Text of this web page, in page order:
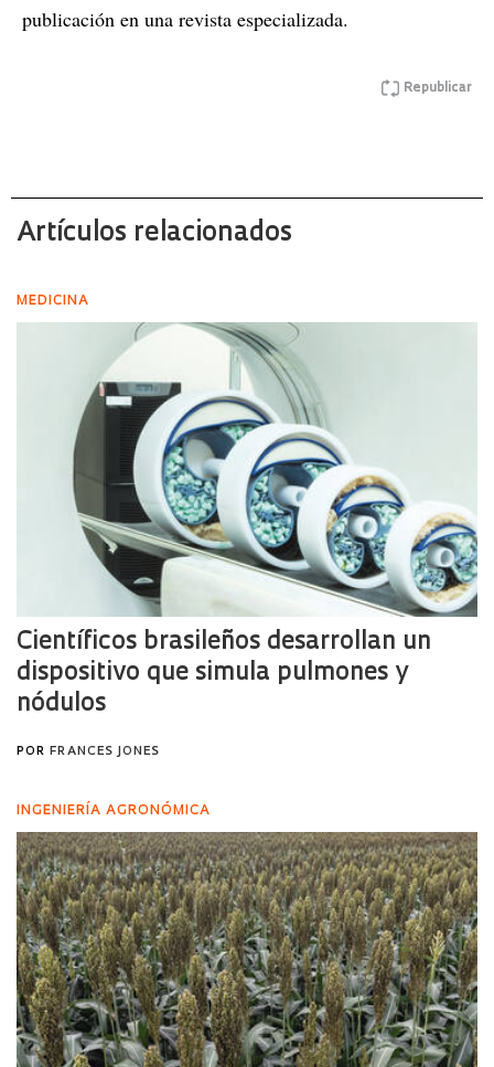
publicación en una revista especializada.
Republicar